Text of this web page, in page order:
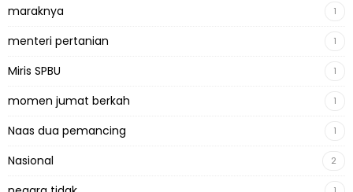
maraknya 1
menteri pertanian 1
Miris SPBU 1
momen jumat berkah 1
Naas dua pemancing 1
Nasional 2